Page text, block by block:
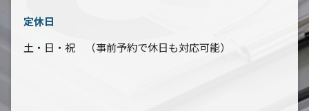
定休日
土・日・祝 （事前予約で休日も対応可能）